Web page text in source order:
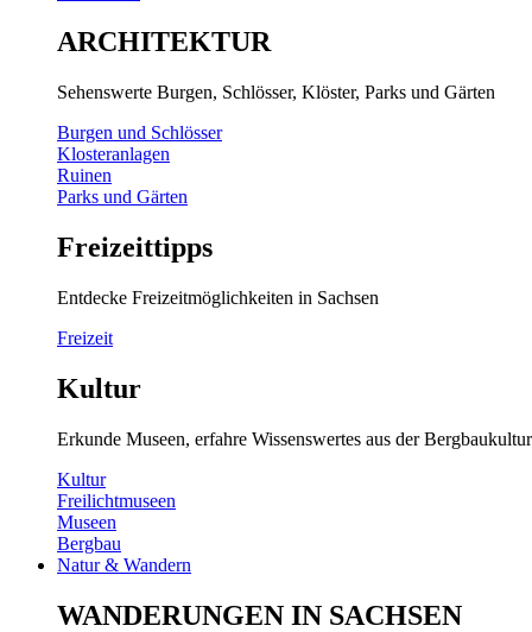
ARCHITEKTUR
Sehenswerte Burgen, Schlösser, Klöster, Parks und Gärten
Burgen und Schlösser
Klosteranlagen
Ruinen
Parks und Gärten
Freizeittipps
Entdecke Freizeitmöglichkeiten in Sachsen
Freizeit
Kultur
Erkunde Museen, erfahre Wissenswertes aus der
Kultur
Freilichtmuseen
Museen
Bergbau
Natur & Wandern
WANDERUNGEN IN SACHSEN